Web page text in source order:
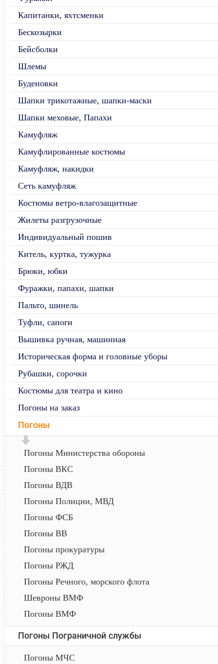
Капитанки, яхтсменки
Бескозырки
Бейсболки
Шлемы
Буденовки
Шапки трикотажные, шапки-маски
Шапки меховые, Папахи
Камуфляж
Камуфлированные костюмы
Камуфляж, накидки
Сеть камуфляж
Костюмы ветро-влагозащитные
Жилеты разгрузочные
Индивидуальный пошив
Китель, куртка, тужурка
Брюки, юбки
Фуражки, папахи, шапки
Пальто, шинель
Туфли, сапоги
Вышивка ручная, машинная
Историческая форма и головные уборы
Рубашки, сорочки
Костюмы для театра и кино
Погоны на заказ
Погоны
Погоны Министерства обороны
Погоны ВКС
Погоны ВДВ
Погоны Полиции, МВД
Погоны ФСБ
Погоны ВВ
Погоны прокуратуры
Погоны РЖД
Погоны Речного, морского флота
Шевроны ВМФ
Погоны ВМФ
Погоны Пограничной службы
Погоны МЧС